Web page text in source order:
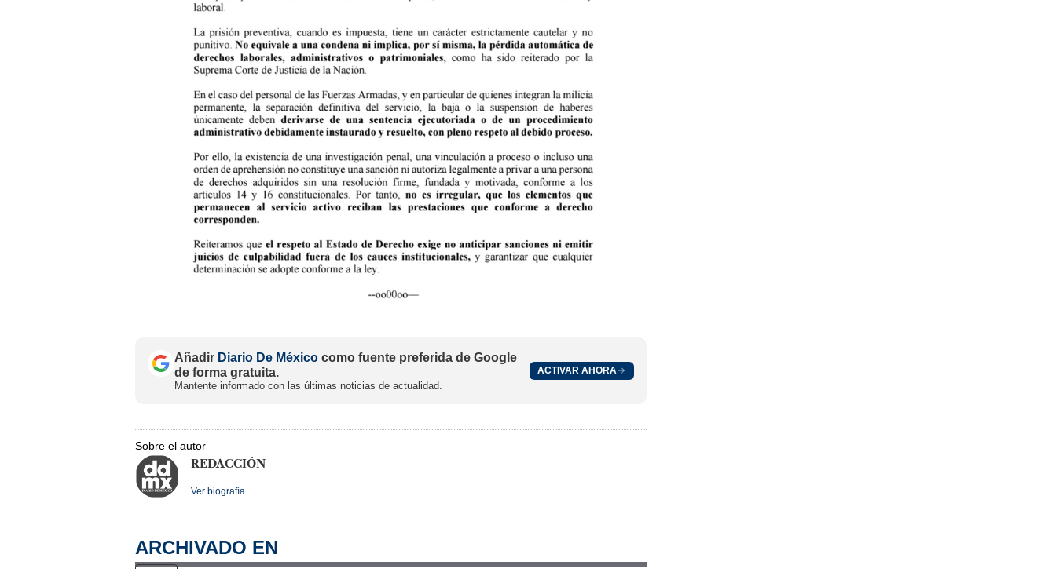
Añadir Diario De México como fuente preferida de Google
de forma gratuita.
Mantente informado con las últimas noticias de actualidad.
ACTIVAR AHORA
Sobre el autor
REDACCIÓN
Ver biografía
ARCHIVADO EN